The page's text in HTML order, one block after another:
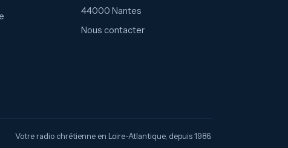
44000 Nantes
Nous contacter
Votre radio chrétienne en Loire-Atlantique, depuis 1986.